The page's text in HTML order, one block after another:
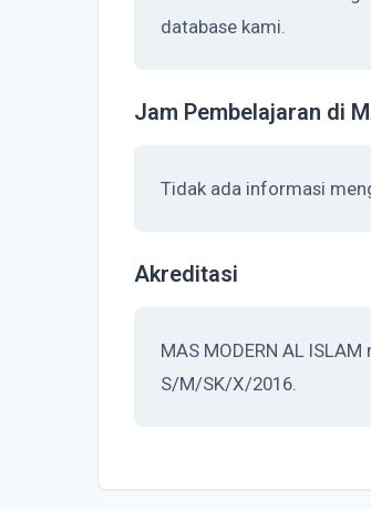
database kami.
Jam Pembelajaran di
Tidak ada informasi
Akreditasi
MAS MODERN AL
S/M/SK/X/2016.